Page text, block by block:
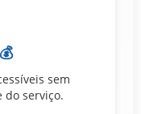
sem
do serviço.